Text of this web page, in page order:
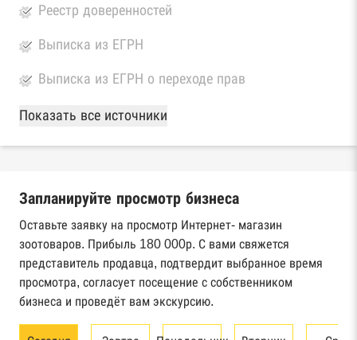
Реестр доверенностей
Выписка из ЕГРН
Выписка из ЕГРН о переходе прав
База Росстата
Реестры ЕГРЮЛ и ЕГРИП Федеральной
Реестр государственных контрактов
Федерального казначейства
Картотека арбитражных дел Высшего
арбитражного суда
Единый федеральный реестр сведений о
банкротстве юридических лиц
Показать все источники
Запланируйте просмотр бизнеса
Оставьте заявку на просмотр Интернет- магазин
зоотоваров. Прибыль 180 000р. С вами свяжется
представитель продавца, подтвердит выбранное время
просмотра, согласует посещение с собственником
бизнеса и проведёт вам экскурсию.